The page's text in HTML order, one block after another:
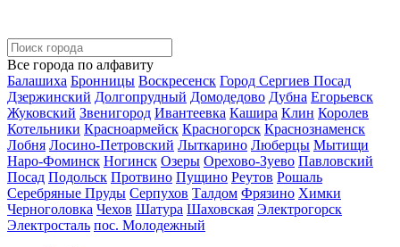
Все города по алфавиту
Балашиха Бронницы Воскресенск Город Сергиев Посад
Дзержинский Долгопрудный Домодедово Дубна Егорьевск
Жуковский Звенигород Ивантеевка Кашира Клин Королев
Котельники Красноармейск Красногорск Краснознаменск
Лобня Лосино-Петровский Лыткарино Люберцы Мытищи
Наро-Фоминск Ногинск Озеры Орехово-Зуево Павловский
Посад Подольск Протвино Пущино Реутов Рошаль
Серебряные Пруды Серпухов Талдом Фрязино Химки
Черноголовка Чехов Шатура Шаховская Электрогорск
Электросталь пос. Молодежный